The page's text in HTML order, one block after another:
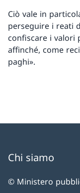
Ciò vale in
perseguire i reati
confiscare i valori
affinché, come
paghi».
Chi siamo
© Ministero